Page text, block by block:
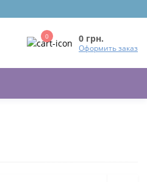
0 0 грн.
Оформить заказ